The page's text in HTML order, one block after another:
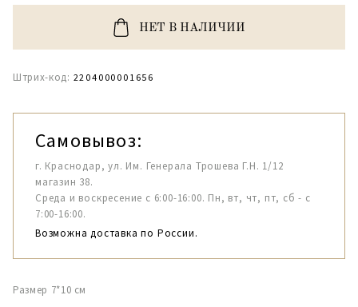
НЕТ В НАЛИЧИИ
Штрих-код: 2204000001656
Самовывоз:
г. Краснодар, ул. Им. Генерала Трошева Г.Н. 1/12
магазин 38.
Среда и воскресение с 6:00-16:00. Пн, вт, чт, пт, сб - с
7:00-16:00.
Возможна доставка по России.
Размер 7*10 см